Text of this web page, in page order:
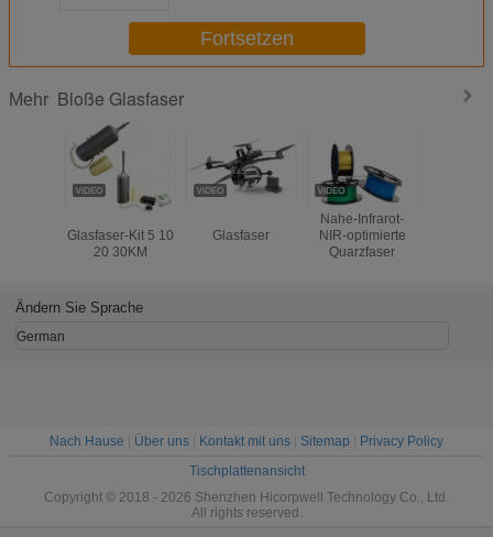
Fortsetzen
Mehr Bloße Glasfaser
Glasfaser-Kit 5 10
20 30KM
Glasfaser
Nahe-Infrarot-
NIR-optimierte
Quarzfaser
Ändern Sie Sprache
German
Nach Hause Über uns Kontakt mit uns Sitemap
Privacy Policy
Tischplattenansicht
Copyright © 2018 - 2026 Shenzhen Hicorpwell Technology Co., Ltd.
All rights reserved.